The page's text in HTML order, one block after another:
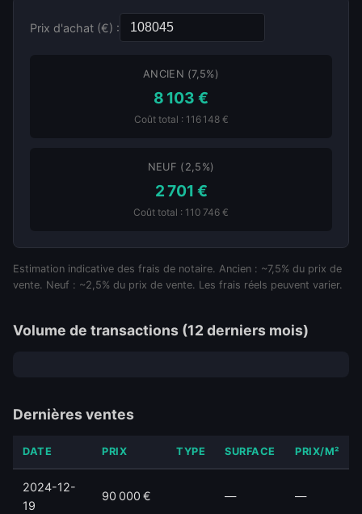
Prix d'achat (€) :
ANCIEN (7,5%)
8 103 €
Coût total : 116 148 €
NEUF (2,5%)
2 701 €
Coût total : 110 746 €
Estimation indicative des frais de notaire. Ancien : ~7,5% du prix de
vente. Neuf : ~2,5% du prix de vente. Les frais réels peuvent varier.
Volume de transactions (12 derniers mois)
Dernières ventes
DATE PRIX TYPE SURFACE PRIX/M²
2024-12-
19
90 000 € — —